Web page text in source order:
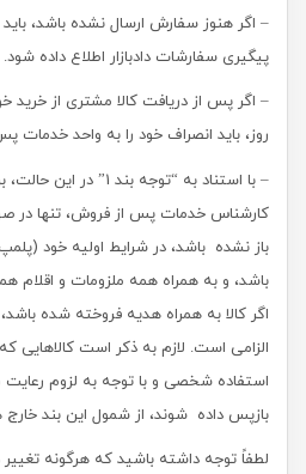
– اگر هنوز سفارش ارسال نشده باشد،
پیگیری سفارشات دادبازار اطلاع داده شود.
روز‏، باید انصراف خود را به واحد خدمات
– با استناد به “توجه بند
کارشناس خدمات پس از فروش، تنها در
باز نشده باشد، در شرایط اولیه خود
باشد، و به همراه همه ملزومات و اقلام
اگر کالا به‌ همراه هدیه فروخته شده
الزامی است. لازم به ذکر است کالاهایی
استفاده شخصی و با توجه به لزوم رعایت
بازپس داده شوند، از شمول این بند
لطفاً توجه داشته باشید که هرگونه تغییر